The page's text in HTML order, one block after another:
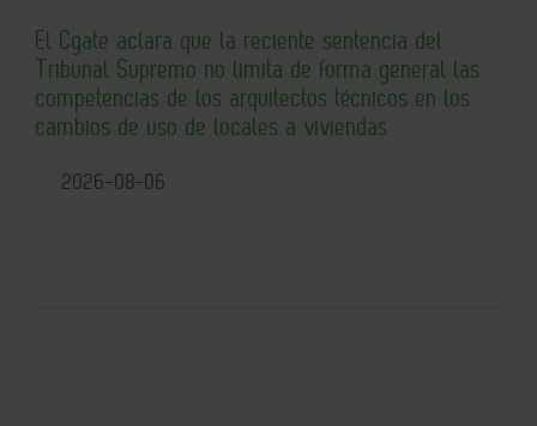
El Cgate aclara que la reciente sentencia del
Tribunal Supremo no limita de forma general las
competencias de los arquitectos técnicos en los
cambios de uso de locales a viviendas
2026-08-06